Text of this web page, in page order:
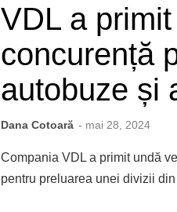
VDL a
concurență
autobuze și
Dana Cotoară - mai 28, 2024
Compania VDL a primit undă
pentru preluarea unei divizii